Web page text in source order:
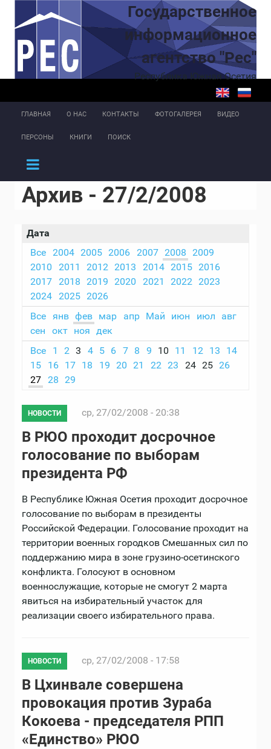
Перейти к основному содержаниюГосударственное
информационное
агентство "Рес"
Республика Южная Осетия
ГЛАВНАЯ О НАС КОНТАКТЫ ФОТОГАЛЕРЕЯ ВИДЕО
ПЕРСОНЫ КНИГИ ПОИСК
Архив - 27/2/2008
Дата
Все
2004 2005 2006 2007 2008
2009
2010
2011 2012 2013 2014 2015 2016
2017
2018 2019 2020 2021 2022 2023
2024
2025
2026
Все янв фев мар апр Май июн июл
авг
сен
окт ноя дек
Все
1 2 3 4 5 6 7 8 9 10 11 12 13
14
15
16 17 18 19 20 21 22 23 24 25 26
27
28 29
НОВОСТИ ср, 27/02/2008 - 20:38
В РЮО проходит досрочное
голосование по выборам
президента РФ
В Республике Южная Осетия проходит досрочное
голосование по выборам в президенты
Российской Федерации. Голосование проходит на
территории военных городков Смешанных сил по
поддержанию мира в зоне грузино-осетинского
конфликта. Голосуют в основном
военнослужащие, которые не смогут 2 марта
явиться на избирательный участок для
реализации своего избирательного права.
НОВОСТИ ср, 27/02/2008 - 17:58
В Цхинвале совершена
провокация против Зураба
Кокоева - председателя РПП
«Единство» РЮО